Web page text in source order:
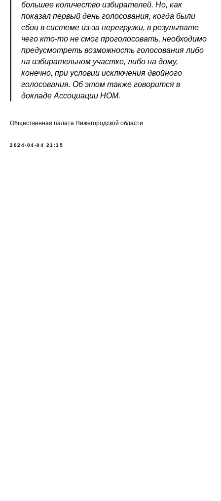
большее количество избирателей. Но, как
показал первый день голосования, когда были
сбои в системе из-за перегрузки, в результате
чего кто-то не смог проголосовать, необходимо
предусмотреть возможность голосования либо
на избирательном участке, либо на дому,
конечно, при условии исключения двойного
голосования. Об этом также говорится в
докладе Ассоциации НОМ.
Общественная палата Нижегородской области
2024-04-04 21:15